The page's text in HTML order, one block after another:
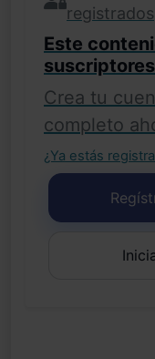
registrados
Este
Crea tu
completo
¿Ya estás